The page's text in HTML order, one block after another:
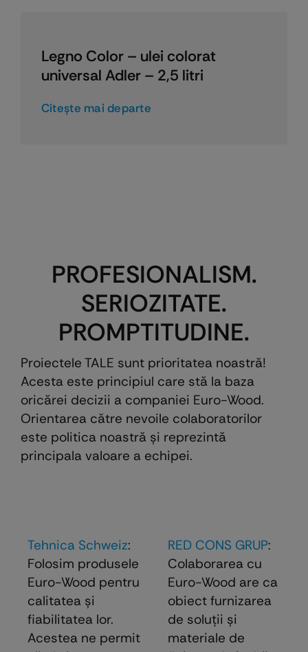
Legno Color – ulei colorat
universal Adler – 2,5 litri
Citeşte mai departe
PROFESIONALISM.
SERIOZITATE.
PROMPTITUDINE.
Proiectele TALE sunt prioritatea noastră!
Acesta este principiul care stă la baza
oricărei decizii a companiei Euro-Wood.
Orientarea către nevoile colaboratorilor
este politica noastră şi reprezintă
principala valoare a echipei.
Tehnica Schweiz:
Folosim produsele
Euro-Wood pentru
calitatea și
fiabilitatea lor.
Acestea ne permit
RED CONS GRUP:
Colaborarea cu
Euro-Wood are ca
obiect furnizarea
de soluţii şi
materiale de